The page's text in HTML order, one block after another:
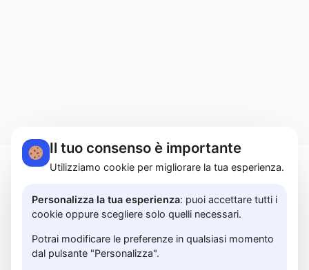
183A - 84129 Salerno | P.I. 05614850658 |
© 2026 www.martuccihome.com —
Il tuo consenso è importante
Utilizziamo cookie per migliorare la tua esperienza.
Personalizza la tua esperienza: puoi accettare tutti i
cookie oppure scegliere solo quelli necessari.
Potrai modificare le preferenze in qualsiasi momento
dal pulsante "Personalizza".